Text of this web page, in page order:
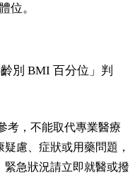
位。
別 BMI 百分位」判
考，不能取代專業醫療
慮、症狀或用藥問題，
急狀況請立即就醫或撥